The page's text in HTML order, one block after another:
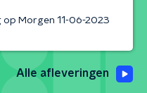
op Morgen 11-06-2023
Alle afleveringen